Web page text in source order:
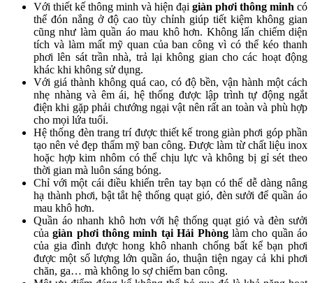
Với thiết kế thông minh và hiện đại giàn phơi thông minh có
thể đón nắng ở độ cao tùy chỉnh giúp tiết kiệm không gian
cũng như làm quần áo mau khô hơn. Không lấn chiếm diện
tích và làm mất mỹ quan của ban công vì có thể kéo thanh
phơi lên sát trần nhà, trả lại không gian cho các hoạt động
khác khi không sử dụng.
Với giá thành không quá cao, có độ bền, vận hành một cách
nhẹ nhàng và êm ái, hệ thống được lập trình tự động ngắt
điện khi gặp phải chướng ngại vật nên rất an toàn và phù hợp
cho mọi lứa tuổi.
Hệ thống đèn trang trí được thiết kế trong giàn phơi góp phần
tạo nên vẻ đẹp thẩm mỹ ban công. Được làm từ chất liệu inox
hoặc hợp kim nhôm có thể chịu lực và không bị gỉ sét theo
thời gian mà luôn sáng bóng.
Chỉ với một cái điều khiển trên tay bạn có thể dễ dàng nâng
hạ thành phơi, bật tắt hệ thống quạt gió, đèn sưởi để quần áo
mau khô hơn.
Quần áo nhanh khô hơn với hệ thống quạt gió và đèn sưởi
củagiàn phơithông minh tại Hải Phòng làm cho quần áo
của gia đình được hong khô nhanh chống bất kể bạn phơi
được một số lượng lớn quần áo, thuận tiện ngay cả khi phơi
chăn, ga… mà không lo sợ chiếm ban công.